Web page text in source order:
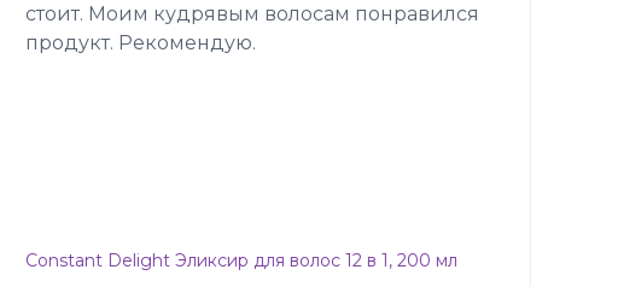
стоит. Моим кудрявым волосам понравился
продукт. Рекомендую.
Constant Delight Эликсир для волос 12 в 1, 200 мл